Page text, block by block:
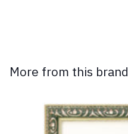
More from this brand